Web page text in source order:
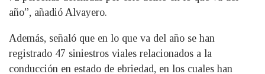
año”, añadió Alvayero.
Además, señaló que en lo que va del año se han
registrado 47 siniestros viales relacionados a la
conducción en estado de ebriedad, en los cuales han